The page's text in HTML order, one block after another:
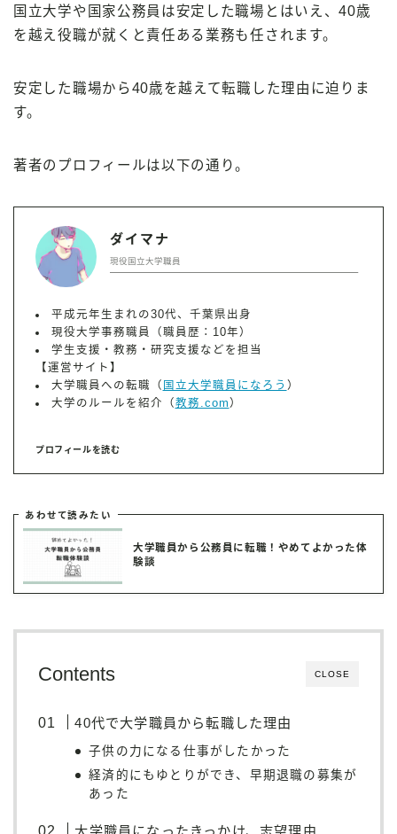
国立大学や国家公務員は安定した職場とはいえ、40歳
を越え役職が就くと責任ある業務も任されます。
安定した職場から40歳を越えて転職した理由に迫りま
す。
著者のプロフィールは以下の通り。
ダイマナ
現役国立大学職員
平成元年生まれの30代、千葉県出身
現役大学事務職員（職員歴：10年）
学生支援・教務・研究支援などを担当
【運営サイト】
大学職員への転職（ 国立大学職員になろう ）
大学のルールを紹介（教務.com ）
プロフィールを読む
あわせて読みたい
大学職員から公務員に転職！やめてよかった体
験談
CLOSE
Contents
40代で大学職員から転職した理由
子供の力になる仕事がしたかった
経済的にもゆとりができ、早期退職の募集が
あった
大学職員になったきっかけ、志望理由